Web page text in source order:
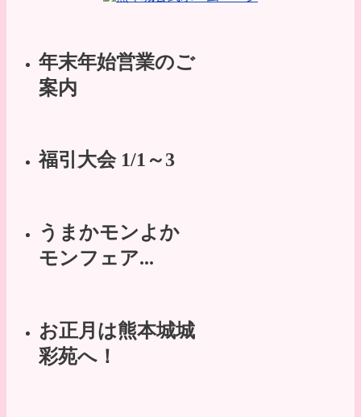
年末年始営業のご
案内
福引大会 1/1～3
うまかモンよか
モンフェア...
お正月は熊本城城
彩苑へ！